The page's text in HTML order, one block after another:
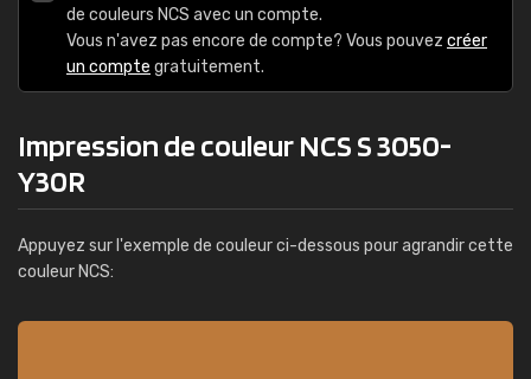
de couleurs NCS avec un compte.
Vous n'avez pas encore de compte? Vous pouvez créer
un compte gratuitement.
Impression de couleur NCS S 3050-
Y30R
Appuyez sur l'exemple de couleur ci-dessous pour agrandir cette
couleur NCS: